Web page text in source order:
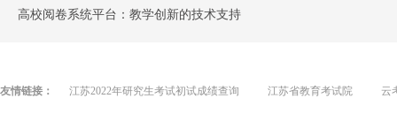
高校阅卷系统平台：教学创新的技术支持
友情链接： 江苏2022年研究生考试初试成绩查询 江苏省教育考试院 云